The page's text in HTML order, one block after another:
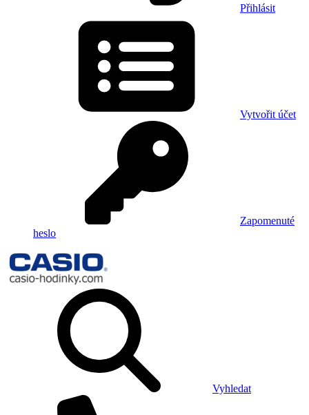
Přihlásit
Vytvořit účet
Zapomenuté
heslo
Vyhledat